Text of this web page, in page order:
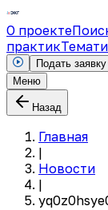
О проекте
практик
Подать заявку
Меню
Назад
Главная
|
Новости
|